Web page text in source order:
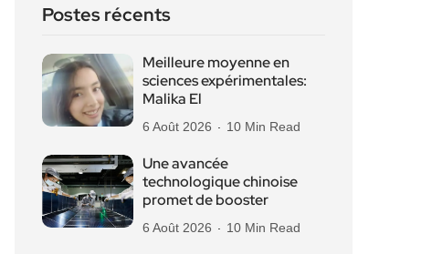
Postes récents
Meilleure moyenne en
sciences expérimentales:
Malika El
6 Août 2026 10 Min Read
Une avancée
technologique chinoise
promet de booster
6 Août 2026 10 Min Read